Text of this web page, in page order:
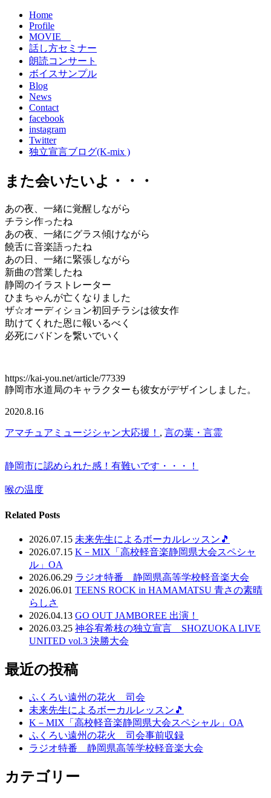
Home
Profile
MOVIE
話し方セミナー
朗読コンサート
ボイスサンプル
Blog
News
Contact
facebook
instagram
Twitter
独立宣言ブログ(K-mix )
また会いたいよ・・・
あの夜、一緒に覚醒しながら
チラシ作ったね
あの夜、一緒にグラス傾けながら
饒舌に音楽語ったね
あの日、一緒に緊張しながら
新曲の営業したね
静岡のイラストレーター
ひまちゃんが亡くなりました
ザ☆オーディション初回チラシは彼女作
助けてくれた恩に報いるべく
必死にバドンを繋いでいく
https://kai-you.net/article/77339
静岡市水道局のキャラクターも彼女がデザインしました。
2020.8.16
アマチュアミュージシャン大応援！ , 言の葉・言霊
静岡市に認められた感！有難いです・・・！
喉の温度
Related Posts
2026.07.15 未来先生によるボーカルレッスン🎵
2026.07.15 K－MIX「高校軽音楽静岡県大会スペシャ
ル」OA
2026.06.29 ラジオ特番 静岡県高等学校軽音楽大会
2026.06.01 TEENS ROCK in HAMAMATSU 青さの素晴
らしさ
2026.04.13 GO OUT JAMBOREE 出演！
2026.03.25 神谷宥希枝の独立宣言 SHOZUOKA LIVE
UNITED vol.3 決勝大会
最近の投稿
ふくろい遠州の花火 司会
未来先生によるボーカルレッスン🎵
K－MIX「高校軽音楽静岡県大会スペシャル」OA
ふくろい遠州の花火 司会事前収録
ラジオ特番 静岡県高等学校軽音楽大会
カテゴリー